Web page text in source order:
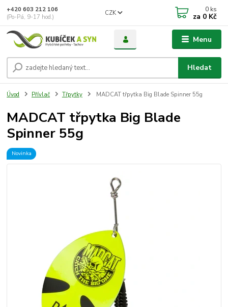
Menu
CZK
Hledat
+420 603 212 106
(Po-Pá, 9-17 hod.)
0 ks
za 0 Kč
Úvod Přívlač Třpytky MADCAT třpytka Big Blade Spinner 55g
MADCAT třpytka Big Blade
Spinner 55g
Novinka